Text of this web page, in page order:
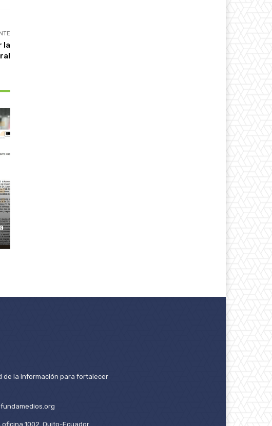
la
de la información para fortalecer
1002. Quito-Ecuador